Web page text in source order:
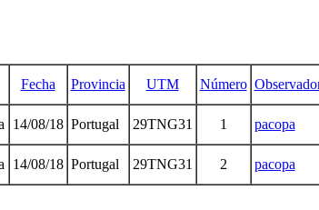
Fecha Provincia UTM Número
14/08/18 Portugal 29TNG31 1 pacopa
14/08/18 Portugal 29TNG31 2 pacopa